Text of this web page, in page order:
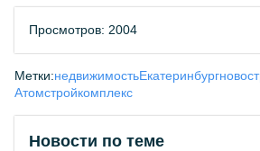
Просмотров: 2004
Метки:недвижимостьЕкатеринбург
Атомстройкомплекс
Новости по теме